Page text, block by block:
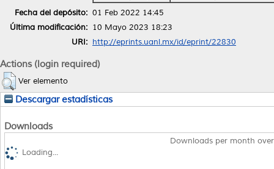
Fecha del depósito: 01 Feb 2022 14:45
Última modificación: 10 Mayo 2023 18:23
URI: http://eprints.uanl.mx/id/eprint/22830
Actions (login required)
Ver elemento
Descargar estadísticas
Downloads
Downloads per month
Loading...